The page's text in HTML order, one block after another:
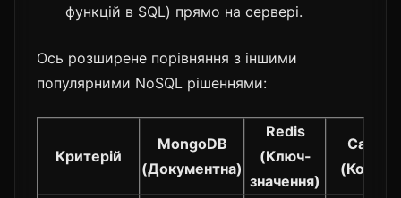
функцій в SQL) прямо на сервері.
Ось розширене порівняння з іншими
популярними NoSQL рішеннями:
Критерій
MongoDB
(Документна)
Redis
(Ключ-
значення)